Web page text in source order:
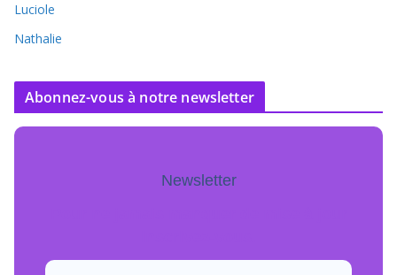
Luciole
Nathalie
Abonnez-vous à notre newsletter
Newsletter